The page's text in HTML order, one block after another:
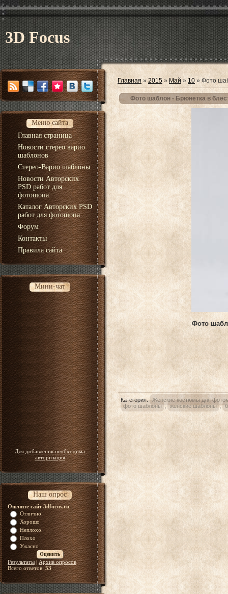
3D Focus
Меню сайта
Главная страница
Новости стерео варио
шаблонов
Стерео-Варио шаблоны
Новости Авторских
PSD работ для
фотошопа
Каталог Авторских PSD
работ для фотошопа
Форум
Контакты
Правила сайта
Мини-чат
Для добавления необходима
авторизация
Наш опрос
Оцените сайт 3dfocus.ru
Отлично
Хорошо
Неплохо
Плохо
Ужасно
Результаты| Архив опросов
Всего ответов:53
Главная » 2015 » Май » 10 » Фото
Фото шаблон - Брюнетка в
Фото
Категория: Женские костюмы для
фото шаблоны , женские шаблоны ,